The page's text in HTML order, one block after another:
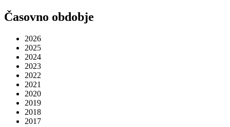
Časovno obdobje
2026
2025
2024
2023
2022
2021
2020
2019
2018
2017